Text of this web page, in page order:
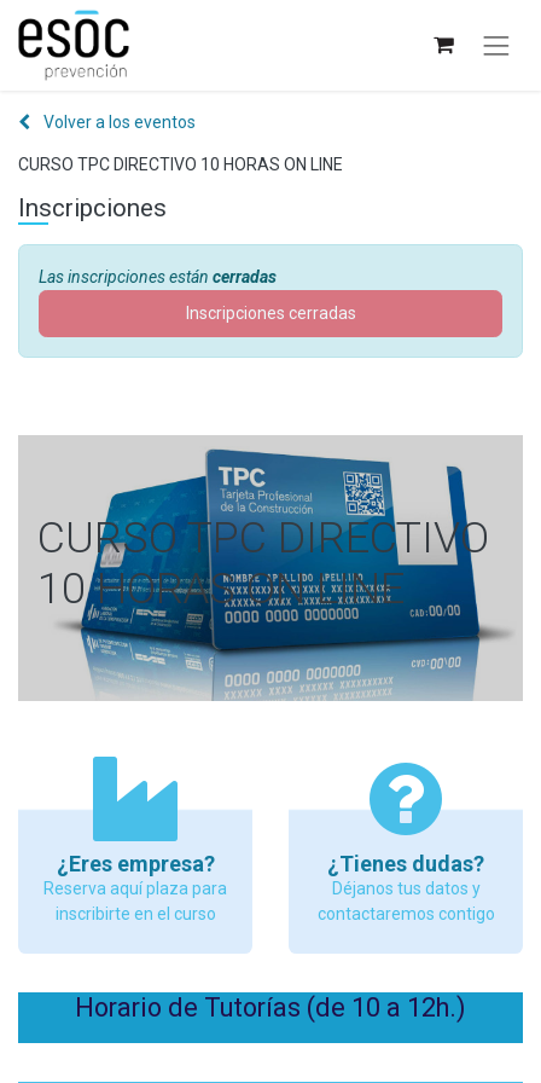
Volver a los eventos
CURSO TPC DIRECTIVO 10 HORAS ON LINE
Inscripciones
Las inscripciones están cerradas
Inscripciones cerradas
CURSO TPC DIRECTIVO
10 HORAS ON LINE
¿Eres empresa?
Reserva aquí plaza para
inscribirte en el curso
¿Tienes dudas?
Déjanos tus datos y
contactaremos contigo
Horario de Tutorías (de 10 a 12h.)